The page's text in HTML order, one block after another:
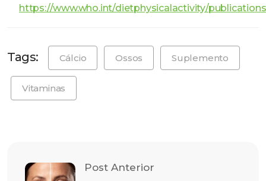
https://www.who.int/dietphysicalactivity/
Tags: Cálcio Ossos Suplemento
Vitaminas
Post Anterior